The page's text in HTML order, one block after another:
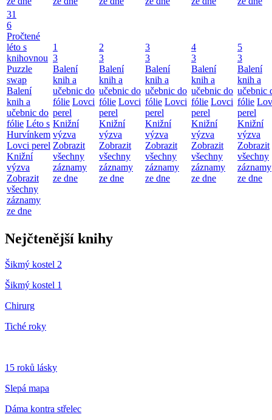
31
6
Pročtené
léto s
knihovnou
Puzzle
swap
Balení
knih a
učebnic do
fólie Léto s
Hurvínkem
Lovci perel
Knižní
výzva
Zobrazit
všechny
záznamy
ze dne
1
3
Balení
knih a
učebnic do
fólie Lovci
perel
Knižní
výzva
Zobrazit
všechny
záznamy
ze dne
2
3
Balení
knih a
učebnic do
fólie Lovci
perel
Knižní
výzva
Zobrazit
všechny
záznamy
ze dne
3
3
Balení
knih a
učebnic do
fólie Lovci
perel
Knižní
výzva
Zobrazit
všechny
záznamy
ze dne
4
3
Balení
knih a
učebnic do
fólie Lovci
perel
Knižní
výzva
Zobrazit
všechny
záznamy
ze dne
5
3
Balení
knih a
učebnic
fólie
perel
Knižní
výzva
Zobrazit
všechny
záznamy
ze dne
Nejčtenější knihy
Šikmý kostel 2
Šikmý kostel 1
Chirurg
Tiché roky
15 roků lásky
Slepá mapa
Dáma kontra střelec